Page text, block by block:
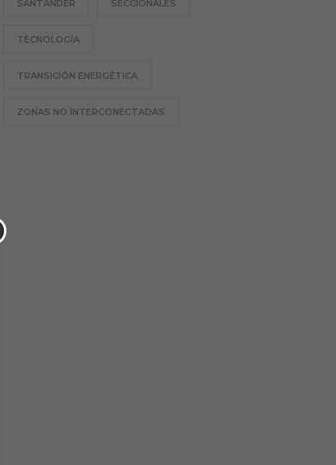
SANTANDER SECCIONALES
TECNOLOGÍA
TRANSICIÓN ENERGÉTICA
ZONAS NO INTERCONECTADAS